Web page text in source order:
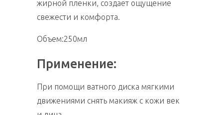
жирной пленки, создает ощущение
свежести и комфорта.
Объем:250мл
Применение:
При помощи ватного диска мягкими
движениями снять макияж с кожи век